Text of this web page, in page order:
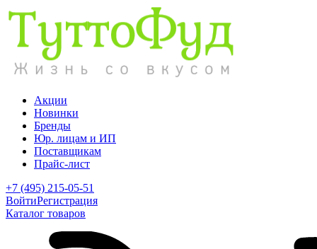
Акции
Новинки
Бренды
Юр. лицам и ИП
Поставщикам
Прайс-лист
+7 (495) 215-05-51
ВойтиРегистрация
Каталог товаров